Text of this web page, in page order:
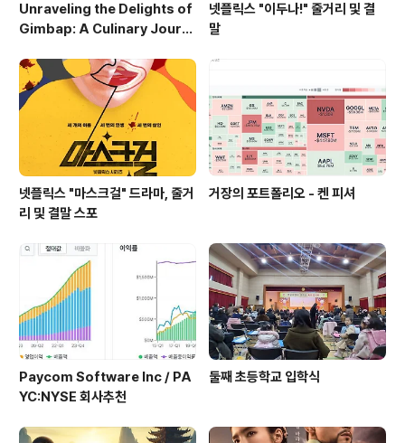
Unraveling the Delights of
Gimbap: A Culinary Journ
넷플릭스 "이두나!" 줄거리 및 결
말
넷플릭스 "마스크걸" 드라마, 줄거
리 및 결말 스포
거장의 포트폴리오 - 켄 피셔
Paycom Software Inc / PA
YC:NYSE 회사추천
둘째 초등학교 입학식